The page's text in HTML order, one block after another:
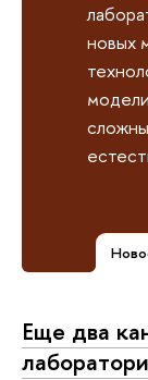
новых
Еще два